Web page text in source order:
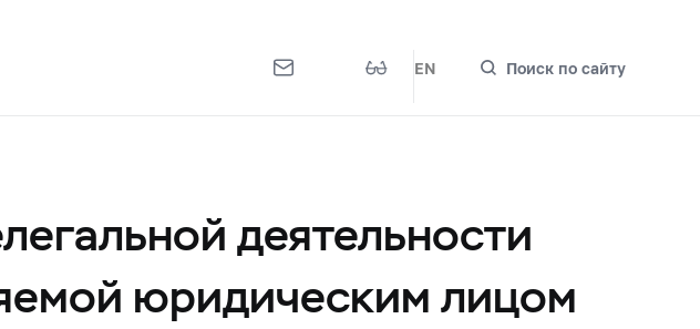
EN Поиск по сайту
деятельности
юридическим лицом